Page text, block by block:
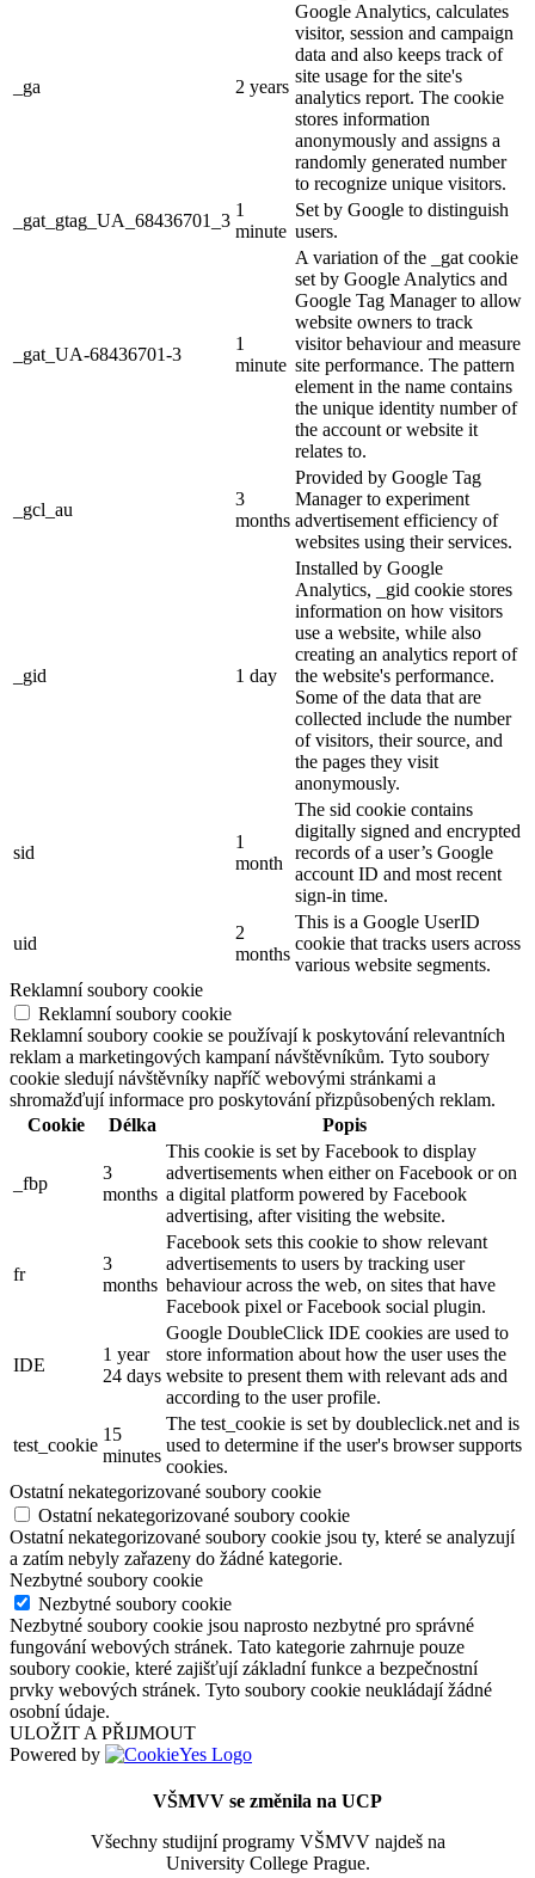
_ga 2 years
Google Analytics, calculates
visitor, session and campaign
data and also keeps track of
site usage for the site's
analytics report. The cookie
stores information
anonymously and assigns a
randomly generated number
to recognize unique visitors.
_gat_gtag_UA_68436701_3
1
minute
Set by Google to distinguish
users.
_gat_UA-68436701-3
1
minute
A variation of the _gat cookie
set by Google Analytics and
Google Tag Manager to allow
website owners to track
visitor behaviour and measure
site performance. The pattern
element in the name contains
the unique identity number of
the account or website it
relates to.
_gcl_au
3
months
Provided by Google Tag
Manager to experiment
advertisement efficiency of
websites using their services.
_gid 1 day
Installed by Google
Analytics, _gid cookie stores
information on how visitors
use a website, while also
creating an analytics report of
the website's performance.
Some of the data that are
collected include the number
of visitors, their source, and
the pages they visit
anonymously.
sid
1
month
The sid cookie contains
digitally signed and encrypted
records of a user’s Google
account ID and most recent
sign-in time.
uid
2
months
This is a Google UserID
cookie that tracks users across
various website segments.
Reklamní soubory cookie
Reklamní soubory cookie
Reklamní soubory cookie se používají k poskytování relevantních
reklam a marketingových kampaní návštěvníkům. Tyto soubory
cookie sledují návštěvníky napříč webovými stránkami a
shromažďují informace pro poskytování přizpůsobených reklam.
Cookie
Délka Popis
_fbp
3
months
This cookie is set by Facebook to display
advertisements when either on Facebook or on
a digital platform powered by Facebook
advertising, after visiting the website.
fr
3
months
Facebook sets this cookie to show relevant
advertisements to users by tracking user
behaviour across the web, on sites that have
Facebook pixel or Facebook social plugin.
IDE
1 year
24 days
Google DoubleClick IDE cookies are used to
store information about how the user uses the
website to present them with relevant ads and
according to the user profile.
test_cookie
15
minutes
The test_cookie is set by doubleclick.net and is
used to determine if the user's browser supports
cookies.
Ostatní nekategorizované soubory cookie
Ostatní nekategorizované soubory cookie
Ostatní nekategorizované soubory cookie jsou ty, které se analyzují
a zatím nebyly zařazeny do žádné kategorie.
Nezbytné soubory cookie
Nezbytné soubory cookie
Nezbytné soubory cookie jsou naprosto nezbytné pro správné
fungování webových stránek. Tato kategorie zahrnuje pouze
soubory cookie, které zajišťují základní funkce a bezpečnostní
prvky webových stránek. Tyto soubory cookie neukládají žádné
osobní údaje.
ULOŽIT A PŘIJMOUT
Powered by
VŠMVV se změnila na UCP
Všechny studijní programy VŠMVV najdeš na
University College Prague.